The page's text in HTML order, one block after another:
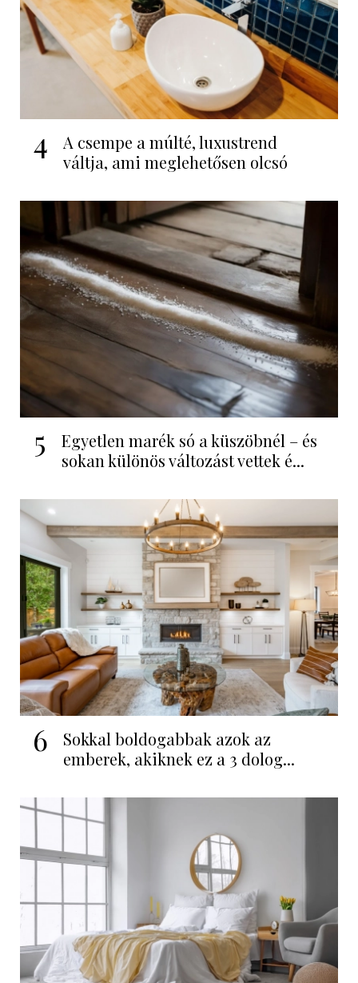
4
A csempe a múlté, luxustrend
váltja, ami meglehetősen olcsó
5
Egyetlen marék só a küszöbnél – és
sokan különös változást vettek é...
6
Sokkal boldogabbak azok az
emberek, akiknek ez a 3 dolog...